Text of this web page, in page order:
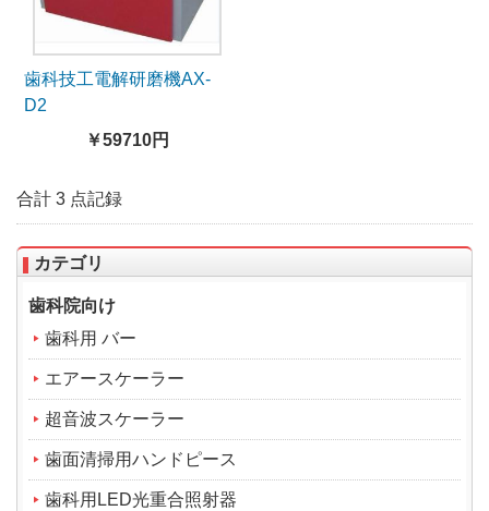
歯科技工電解研磨機AX-
D2
￥59710円
合計 3 点記録
カテゴリ
歯科院向け
歯科用 バー
エアースケーラー
超音波スケーラー
歯面清掃用ハンドピース
歯科用LED光重合照射器